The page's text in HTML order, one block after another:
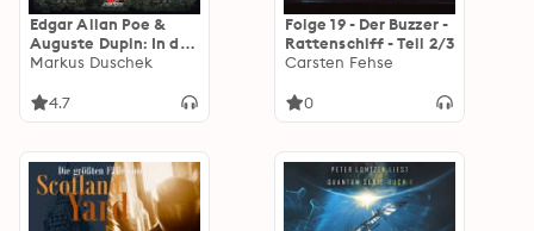
Edgar Allan Poe &
Auguste Dupin: In den
Katakomben lauert
Markus Duschek
4.7
Folge 19 - Der Buzzer -
Rattenschiff - Teil 2/3
Carsten Fehse
0